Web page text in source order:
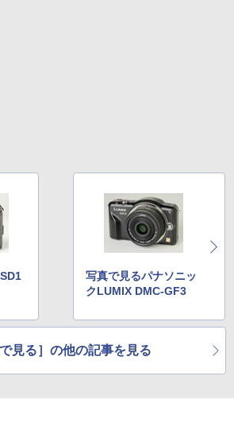
写真で見るパナソニッ
クLUMIX DMC-GF3
で見る］の他の記事を見る